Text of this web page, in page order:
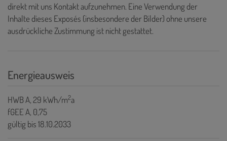
direkt mit uns Kontakt aufzunehmen. Eine Verwendung der
Inhalte dieses Exposés (insbesondere der Bilder) ohne unsere
ausdrückliche Zustimmung ist nicht gestattet.
Energieausweis
HWBA, 29 kWh/m2a
fGEEA, 0,75
gültig bis18.10.2033